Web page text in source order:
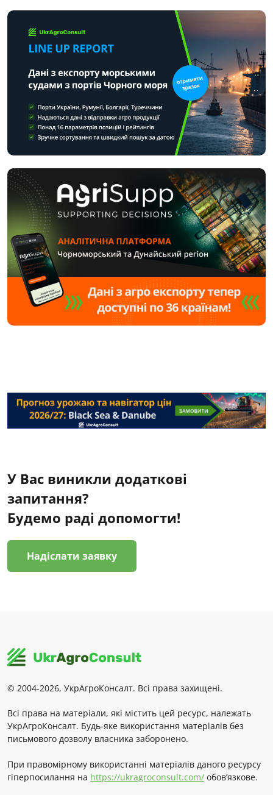
У Вас виникли додаткові
запитання?
Будемо раді допомогти!
Надіслати заявку
© 2004-2026, УкрАгроКонсалт. Всі права захищені.
Всі права на матеріали, які містить цей ресурс, належать
УкрАгроКонсалт. Будь-яке використання матеріалів без
письмового дозволу власника заборонено.
При правомірному використанні матеріалів даного ресурсу
гіперпосилання на https://ukragroconsult.com/ обов’язкове.